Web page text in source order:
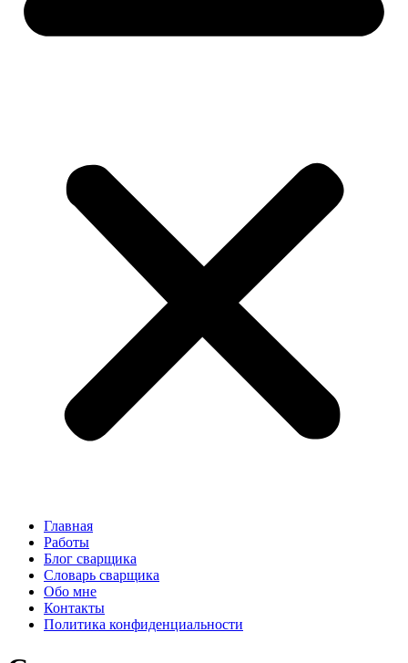
Главная
Работы
Блог сварщика
Словарь сварщика
Обо мне
Контакты
Политика конфиденциальности